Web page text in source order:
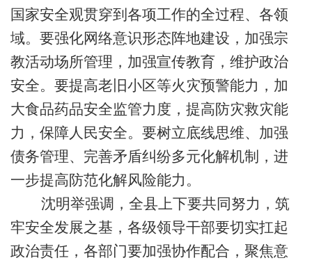
国家安全观贯穿到各项工作的全过程、各领
域。要强化网络意识形态阵地建设，加强宗
教活动场所管理，加强宣传教育，维护政治
安全。要提高老旧小区等火灾预警能力，加
大食品药品安全监管力度，提高防灾救灾能
力，保障人民安全。要树立底线思维、加强
债务管理、完善矛盾纠纷多元化解机制，进
一步提高防范化解风险能力。
沈明举强调，全县上下要共同努力，筑
牢安全发展之基，各级领导干部要切实扛起
政治责任，各部门要加强协作配合，聚焦意